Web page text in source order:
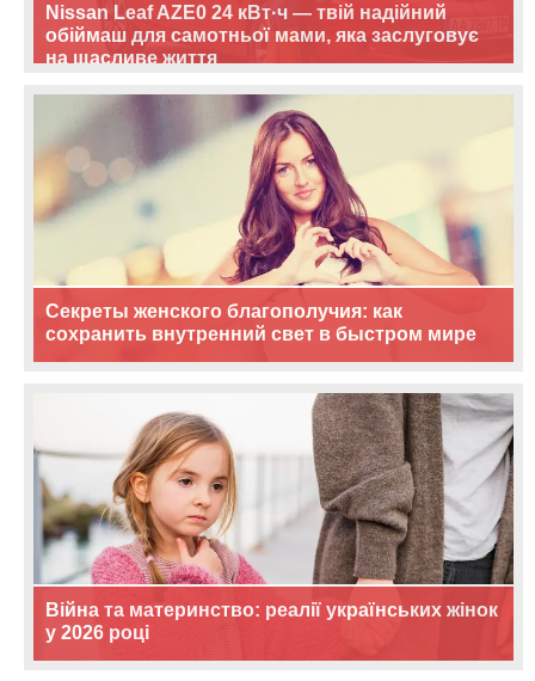
Nissan Leaf AZE0 24 кВт·ч — твій надійний
обіймаш для самотньої мами, яка заслуговує
на щасливе життя
Секреты женского благополучия: как
сохранить внутренний свет в быстром мире
Війна та материнство: реалії українських жінок
у 2026 році